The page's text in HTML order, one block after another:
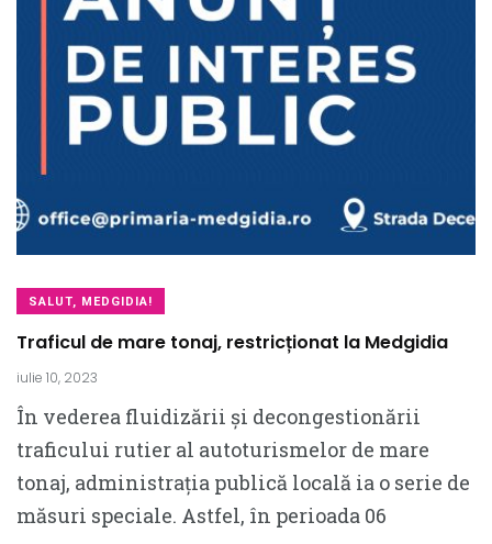
SALUT, MEDGIDIA!
Traficul de mare tonaj, restricționat la Medgidia
iulie 10, 2023
În vederea fluidizării și decongestionării
traficului rutier al autoturismelor de mare
tonaj, administrația publică locală ia o serie de
măsuri speciale. Astfel, în perioada 06